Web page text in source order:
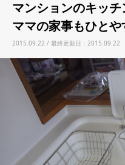
マンションのキッ
ママの家事もひとや
2015.09.22 / 最終更新日：2015.09.22